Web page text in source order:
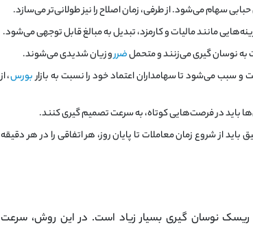
سهام می‌شود. از طرفی، زمان اصلاح را نیز طولانی‌تر می‌سازد.
مانند مالیات و کارمزد، تبدیل به مبالغ قابل توجهی می‌شود.
نوسان گیری می‌زنند و متحملضررو زیان شدیدی می‌شوند.
و سبب می‌شود تا سهامداران اعتماد خود را نسبت به بازاربورس، از
باید در فرصت‌هایی کوتاه، به سرعت تصمیم گیری کنند.
از شروع زمان معاملات تا پایان روز، هر اتفاقی را در هر دقیقه
ریسک نوسان گیری بسیار زیاد است. در این روش، سرعت